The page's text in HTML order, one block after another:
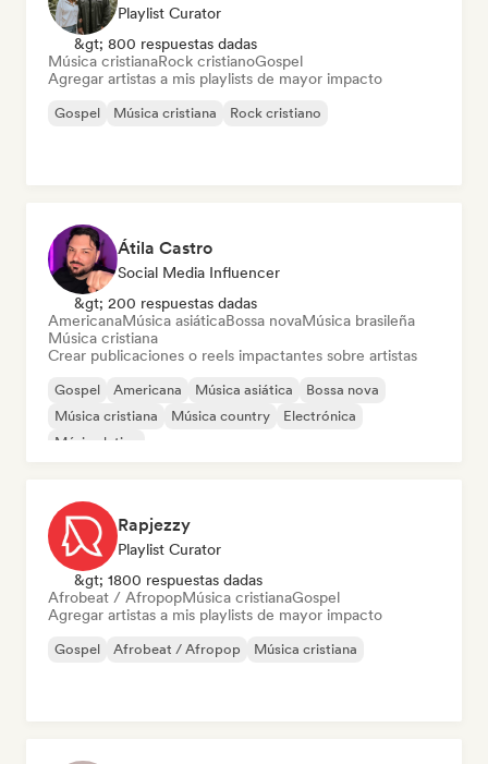
Playlist Curator
&gt; 800 respuestas dadas
Música cristianaRock cristianoGospel
Agregar artistas a mis playlists de mayor impacto
Gospel Música cristiana Rock cristiano
Átila Castro
Social Media Influencer
&gt; 200 respuestas dadas
AmericanaMúsica asiáticaBossa novaMúsica brasileña
Música cristiana
Crear publicaciones o reels impactantes sobre artistas
Gospel Americana Música asiática
Bossa nova
Música cristiana
Música country
Electrónica
Música latina
Rapjezzy
Playlist Curator
&gt; 1800 respuestas dadas
Afrobeat / AfropopMúsica cristianaGospel
Agregar artistas a mis playlists de mayor impacto
Gospel Afrobeat / Afropop Música cristiana